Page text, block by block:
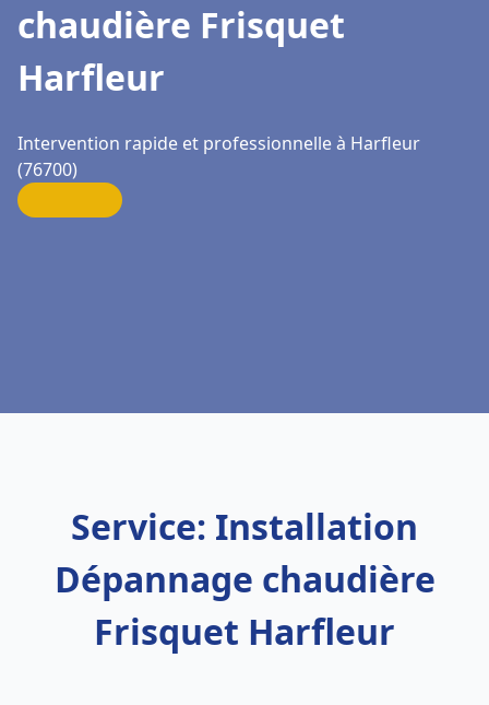
chaudière Frisquet
Harfleur
Intervention rapide et professionnelle à Harfleur
(76700)
Service: Installation
Dépannage chaudière
Frisquet Harfleur